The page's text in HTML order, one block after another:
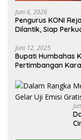
Juni 6, 2026
Pengurus KONI
Dilantik, Siap
Juni 12, 2025
Bupati Humbahas
Pertimbangan